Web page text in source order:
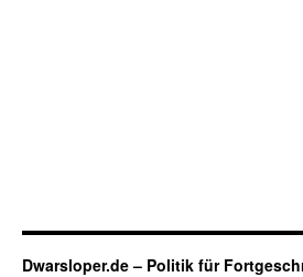
Dwarsloper.de – Politik für